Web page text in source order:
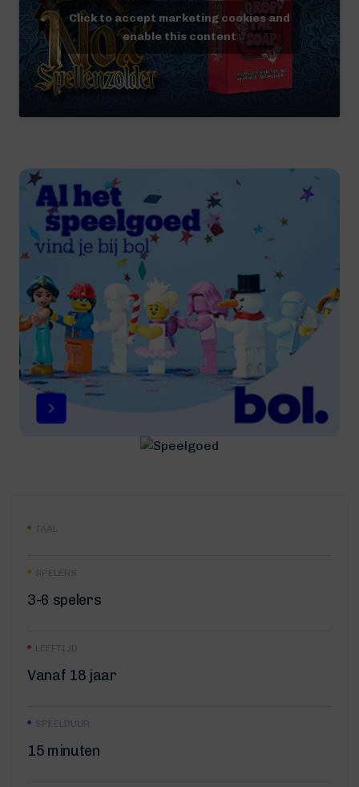
TAAL
SPELERS
3-6 spelers
LEEFTIJD
Vanaf 18 jaar
SPEELDUUR
15 minuten
Click to accept marketing cookies and
enable this content